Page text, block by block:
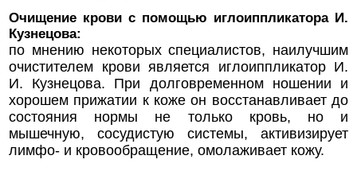
Очищение крови с помощью иглоиппликатора И.
Кузнецова:
по мнению некоторых специалистов, наилучшим
очистителем крови является иглоиппликатор И.
И. Кузнецова. При долговременном ношении и
хорошем прижатии к коже он восстанавливает до
состояния нормы не только кровь, но и
мышечную, сосудистую системы, активизирует
лимфо- и кровообращение, омолаживает кожу.